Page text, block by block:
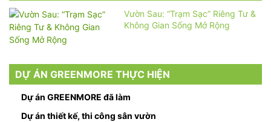
Vườn Sau: “Trạm Sạc” Riêng Tư &
Không Gian Sống Mở Rộng
DỰ ÁN GREENMORE THỰC HIỆN
Dự án GREENMORE đã làm
Dự án thiết kế, thi công sân vườn